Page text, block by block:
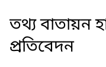
তথ্য বাতায়ন
প্রতিবেদন